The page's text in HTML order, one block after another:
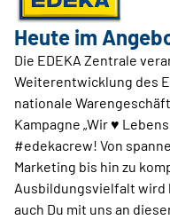
Heute im
Die EDEKA Zentrale
Weiterentwicklung des
nationale
Kampagne „Wir ♥
#edekacrew! Von
Marketing bis hin zu
Ausbildungsvielfalt wird
auch Du mit uns an